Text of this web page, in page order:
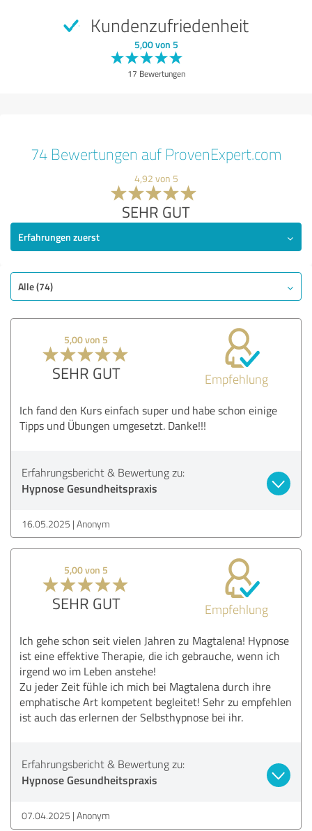
Kundenzufriedenheit
5,00 von 5
17 Bewertungen
74 Bewertungen auf ProvenExpert.com
4,92 von 5
SEHR GUT
Erfahrungen zuerst
Alle (74)
5,00 von 5
SEHR GUT Empfehlung
Ich fand den Kurs einfach super und habe schon einige
Tipps und Übungen umgesetzt. Danke!!!
Erfahrungsbericht & Bewertung zu:
Hypnose Gesundheitspraxis
16.05.2025 Anonym
5,00 von 5
SEHR GUT Empfehlung
Ich gehe schon seit vielen Jahren zu Magtalena! Hypnose
ist eine effektive Therapie, die ich gebrauche, wenn ich
irgend wo im Leben anstehe!
Zu jeder Zeit fühle ich mich bei Magtalena durch ihre
emphatische Art kompetent begleitet! Sehr zu empfehlen
ist auch das erlernen der Selbsthypnose bei ihr.
Erfahrungsbericht & Bewertung zu:
Hypnose Gesundheitspraxis
07.04.2025 Anonym